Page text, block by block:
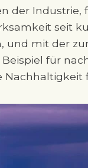
der Industrie,
seit
und mit der
für
Nachhaltigkeit